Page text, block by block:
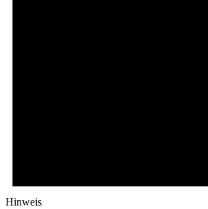
Hinweis